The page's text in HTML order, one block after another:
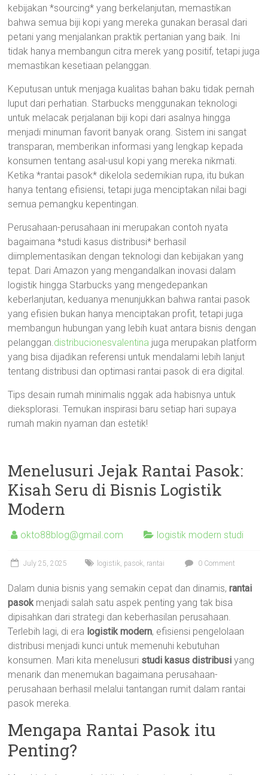
kebijakan *sourcing* yang berkelanjutan, memastikan
bahwa semua biji kopi yang mereka gunakan berasal dari
petani yang menjalankan praktik pertanian yang baik. Ini
tidak hanya membangun citra merek yang positif, tetapi juga
memastikan kesetiaan pelanggan.
Keputusan untuk menjaga kualitas bahan baku tidak pernah
luput dari perhatian. Starbucks menggunakan teknologi
untuk melacak perjalanan biji kopi dari asalnya hingga
menjadi minuman favorit banyak orang. Sistem ini sangat
transparan, memberikan informasi yang lengkap kepada
konsumen tentang asal-usul kopi yang mereka nikmati.
Ketika *rantai pasok* dikelola sedemikian rupa, itu bukan
hanya tentang efisiensi, tetapi juga menciptakan nilai bagi
semua pemangku kepentingan.
Perusahaan-perusahaan ini merupakan contoh nyata
bagaimana *studi kasus distribusi* berhasil
diimplementasikan dengan teknologi dan kebijakan yang
tepat. Dari Amazon yang mengandalkan inovasi dalam
logistik hingga Starbucks yang mengedepankan
keberlanjutan, keduanya menunjukkan bahwa rantai pasok
yang efisien bukan hanya menciptakan profit, tetapi juga
membangun hubungan yang lebih kuat antara bisnis dengan
pelanggan.distribucionesvalentina juga merupakan platform
yang bisa dijadikan referensi untuk mendalami lebih lanjut
tentang distribusi dan optimasi rantai pasok di era digital.
Tips desain rumah minimalis nggak ada habisnya untuk
dieksplorasi. Temukan inspirasi baru setiap hari supaya
rumah makin nyaman dan estetik!
Menelusuri Jejak Rantai Pasok:
Kisah Seru di Bisnis Logistik
Modern
okto88blog@gmail.com logistik modern studi
July 25, 2025 logistik, pasok, rantai 0 Comment
Dalam dunia bisnis yang semakin cepat dan dinamis,rantai
pasokmenjadi salah satu aspek penting yang tak bisa
dipisahkan dari strategi dan keberhasilan perusahaan.
Terlebih lagi, di era logistik modern, efisiensi pengelolaan
distribusi menjadi kunci untuk memenuhi kebutuhan
konsumen. Mari kita menelusuri studi kasus distribusi yang
menarik dan menemukan bagaimana perusahaan-
perusahaan berhasil melalui tantangan rumit dalam rantai
pasok mereka.
Mengapa Rantai Pasok itu
Penting?